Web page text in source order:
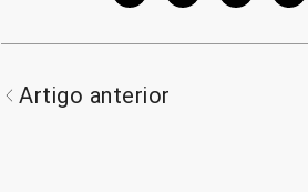
Artigo anterior